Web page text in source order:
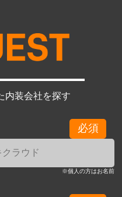
内装会社を探す
必須
※個人の方はお名前